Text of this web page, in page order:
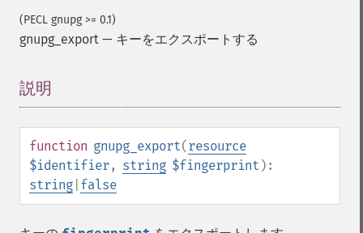
(PECL gnupg >= 0.1)
gnupg_export — キーをエクスポートする
説明
function gnupg_export(resource
$identifier, string $fingerprint ):
string false